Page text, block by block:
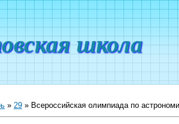
школа
» 29 » Всероссийская олимпиада по